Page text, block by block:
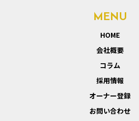
MENU
HOME
会社概要
コラム
採用情報
オーナー登録
お問い合わせ